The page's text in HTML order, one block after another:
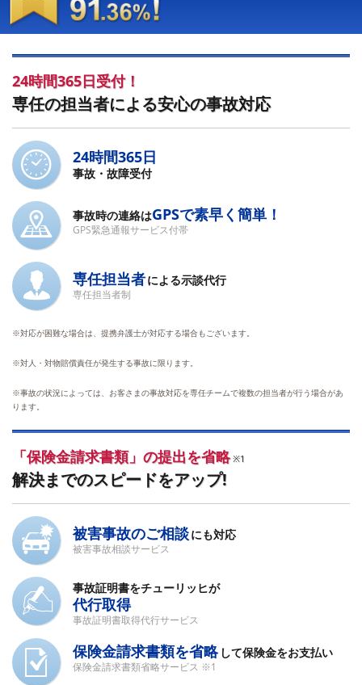
91.36％
24時間365日受付！
専任の担当者による安心の事故対応
24時間365日
事故・故障受付
事故時の連絡はGPSで素早く簡単！
GPS緊急通報サービス付帯
専任担当者による示談代行
専任担当者制
※対応が困難な場合は、提携弁護士が対応する場合もございます。
※対人・対物賠償責任が発生する事故に限ります。
※事故の状況によっては、お客さまの事故対応を専任チームで複数の担当者が行う場合があ
ります。
「保険金請求書類」の提出を省略※1
解決までのスピードをアップ!
被害事故のご相談にも対応
被害事故相談サービス
事故証明書をチューリッヒが
代行取得
事故証明書取得代行サービス
保険金請求書類を省略 して保険金をお支払い
保険金請求書類省略サービス ※1